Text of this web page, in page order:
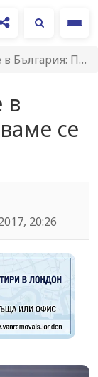
се от "Брекзит"!
в
се
20:26